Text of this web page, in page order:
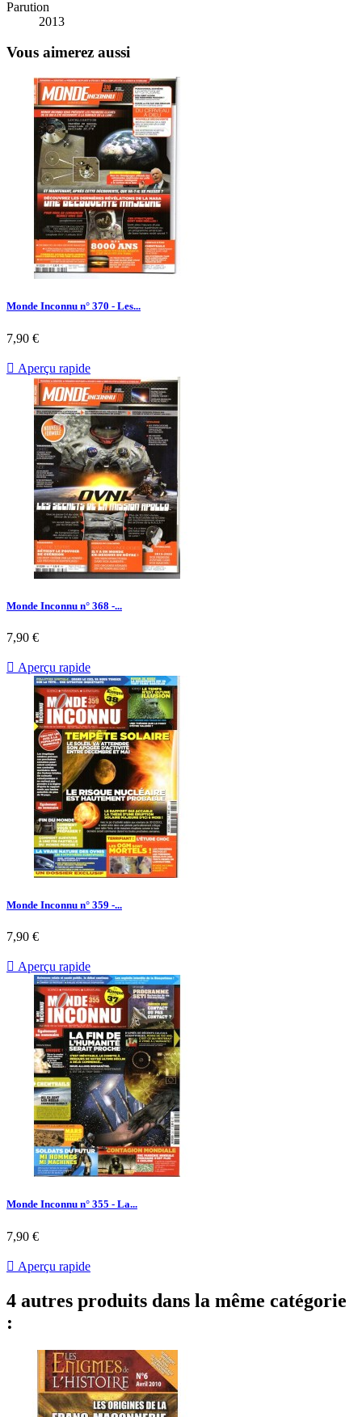
Parution
2013
Vous aimerez aussi
Monde Inconnu n° 370 - Les...
Prix
7,90 €
 Aperçu rapide
Monde Inconnu n° 368 -...
Prix
7,90 €
 Aperçu rapide
Monde Inconnu n° 359 -...
Prix
7,90 €
 Aperçu rapide
Monde Inconnu n° 355 - La...
Prix
7,90 €
 Aperçu rapide
4 autres produits dans la même catégorie
: